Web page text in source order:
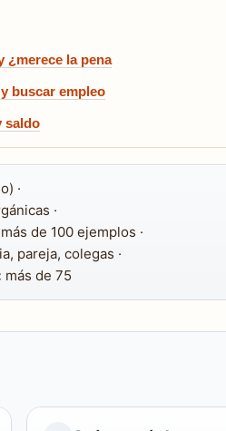
¿merece la pena
buscar empleo
saldo
·
·
más de 100 ejemplos ·
pareja, colegas ·
más de 75